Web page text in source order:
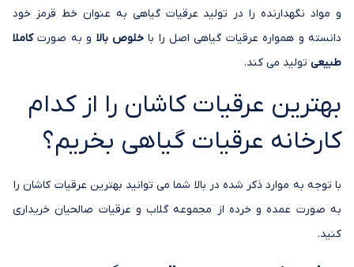
و مواد نگهدارنده را در تولید عرقیات گیاهی به عنوان خط قرمز خود
دانسته و همواره عرقیات گیاهی اصل را باخلوص بالا و به صورتکاملا
طبیعی تولید می کند.
بهترین عرقیات کاشان را از کدام
کارخانه عرقیات گیاهی بخریم؟
با توجه به موارد ذکر شده در بالا شما می توانید بهترین عرقیات کاشان را
به صورت عمده و خرده از مجموعه گلاب و عرقیات صالحیان خریداری
کنید.